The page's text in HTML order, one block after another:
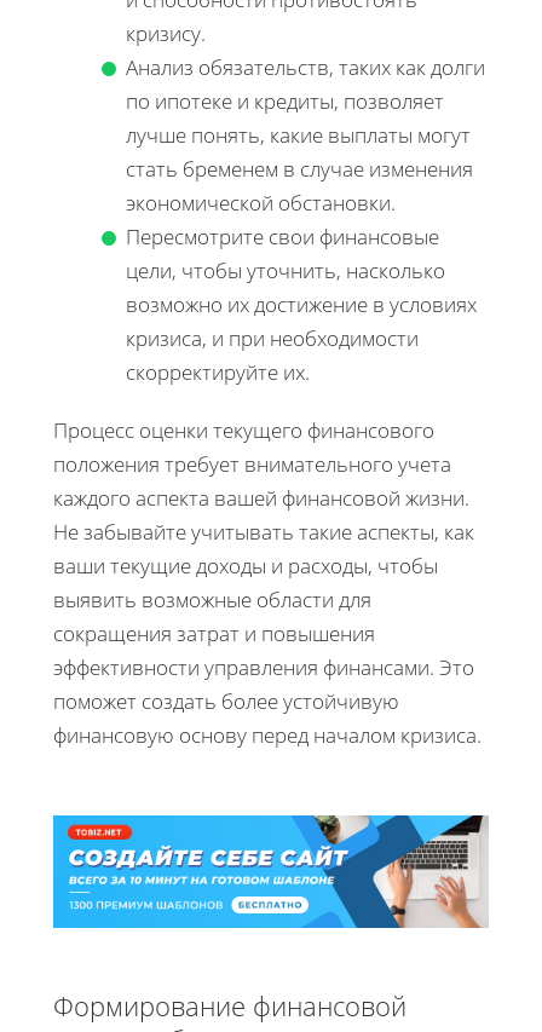
кризису.
Анализ обязательств, таких как долги
по ипотеке и кредиты, позволяет
лучше понять, какие выплаты могут
стать бременем в случае изменения
экономической обстановки.
Пересмотрите свои финансовые
цели, чтобы уточнить, насколько
возможно их достижение в условиях
кризиса, и при необходимости
скорректируйте их.
Процесс оценки текущего финансового
положения требует внимательного учета
каждого аспекта вашей финансовой жизни.
Не забывайте учитывать такие аспекты, как
ваши текущие доходы и расходы, чтобы
выявить возможные области для
сокращения затрат и повышения
эффективности управления финансами. Это
поможет создать более устойчивую
финансовую основу перед началом кризиса.
Формирование финансовой